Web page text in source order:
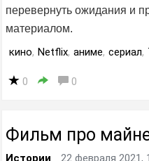
перевернуть ожидания и
материалом.
кино, Netflix, аниме, сериал,
0 0
Фильм про
Истории 22 февраля 2021,